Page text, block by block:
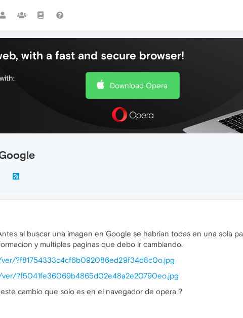
with a fast and secure browser!
Download Opera
al buscar una imagen en Google se habrian todas en una sola
y multiples paginas que debo ir cambiando.
?f81754333c4cf6b092086ed29f34d8c0o.jpg
?f5041fe36069b4865d02e48a2e20790eo.jpg
cambio que solo es en el navegador de opera ?